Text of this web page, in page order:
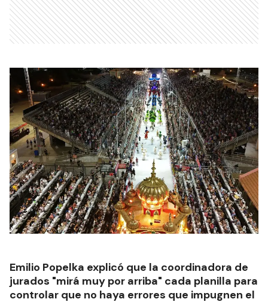
Emilio Popelka explicó que la coordinadora de
jurados "mirá muy por arriba" cada planilla para
controlar que no haya errores que impugnen el